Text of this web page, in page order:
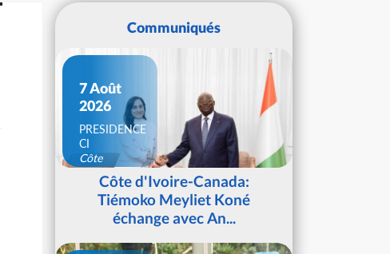
Communiqués
7 Août
2026
PRESIDENCE
CI
Côte
d'IvoireCôte d'Ivoire-Canada:
Tiémoko Meyliet Koné
échange avec An...